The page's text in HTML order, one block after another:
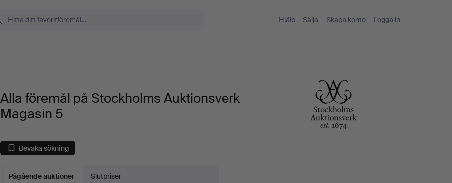
Hjälp Sälja Skapa konto Logga in
Alla föremål på Stockholms Auktionsverk
Magasin 5
Bevaka sökning
Pågående auktioner
Slutpriser